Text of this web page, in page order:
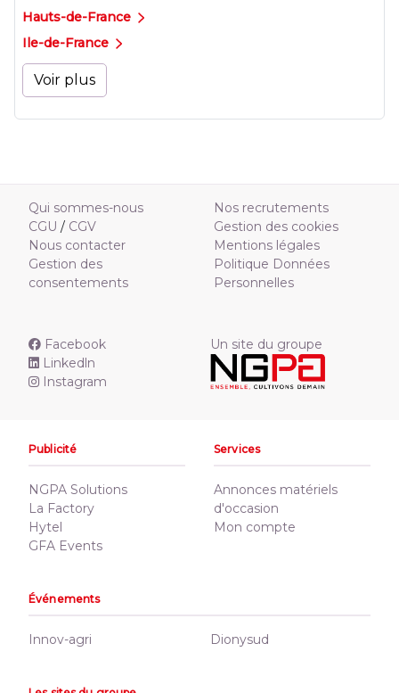
Hauts-de-France
Ile-de-France
Voir plus
Qui sommes-nous
CGU / CGV
Nous contacter
Gestion des
consentements
Nos recrutements
Gestion des cookies
Mentions légales
Politique Données
Personnelles
Facebook
Linkedln
Instagram
Un site du groupe
Publicité
NGPA Solutions
La Factory
Hytel
GFA Events
Services
Annonces matériels
d'occasion
Mon compte
Événements
Innov-agri Dionysud